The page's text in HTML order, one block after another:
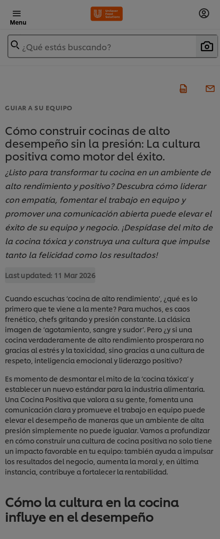
Menu
¿Qué estás buscando?
GUIAR A SU EQUIPO
Cómo construir cocinas de alto
desempeño sin la presión: La cultura
positiva como motor del éxito.
¿Listo para transformar tu cocina en un ambiente de
alto rendimiento y positivo? Descubra cómo liderar
con empatía, fomentar el trabajo en equipo y
promover una comunicación abierta puede elevar el
éxito de su equipo y negocio. ¡Despídase del mito de
la cocina tóxica y construya una cultura que impulse
tanto la felicidad como los resultados!
Last updated: 11 Mar 2026
Cuando escuchas ‘cocina de alto rendimiento’, ¿qué es lo
primero que te viene a la mente? Para muchos, es caos
frenético, chefs gritando y presión constante. La clásica
imagen de ‘agotamiento, sangre y sudor’. Pero ¿y si una
cocina verdaderamente de alto rendimiento prosperara no
gracias al estrés y la toxicidad, sino gracias a una cultura de
respeto, inteligencia emocional y liderazgo positivo?
Es momento de desmontar el mito de la ‘cocina tóxica’ y
establecer un nuevo estándar para la industria alimentaria.
Una Cocina Positiva que valora a su gente, fomenta una
comunicación clara y promueve el trabajo en equipo puede
elevar el desempeño de maneras que un ambiente de alta
presión simplemente no puede igualar. Vamos a profundizar
en cómo construir una cultura de cocina positiva no solo tiene
un impacto favorable en tu equipo: también ayuda a impulsar
los resultados del negocio, aumenta la moral y, en última
instancia, contribuye a fortalecer la rentabilidad.
Cómo la cultura en la cocina
influye en el desempeño